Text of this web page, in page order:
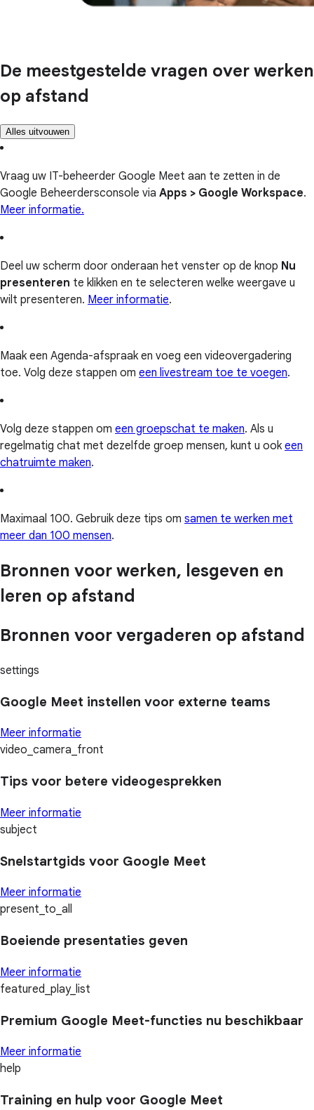
De meestgestelde vragen over werken
op afstand
Alles uitvouwen
Vraag uw IT-beheerder Google Meet aan te zetten in de
Google Beheerdersconsole via Apps > Google Workspace.
Meer informatie.
Deel uw scherm door onderaan het venster op de knop Nu
presenteren te klikken en te selecteren welke weergave u
wilt presenteren. Meer informatie.
Maak een Agenda-afspraak en voeg een videovergadering
toe. Volg deze stappen om een livestream toe te voegen.
Volg deze stappen om een groepschat te maken. Als u
regelmatig chat met dezelfde groep mensen, kunt u ook een
chatruimte maken.
Maximaal 100. Gebruik deze tips om samen te werken met
meer dan 100 mensen.
Bronnen voor werken, lesgeven en
leren op afstand
Bronnen voor vergaderen op afstand
settings
Google Meet instellen voor externe teams
Meer informatie
video_camera_front
Tips voor betere videogesprekken
Meer informatie
subject
Snelstartgids voor Google Meet
Meer informatie
present_to_all
Boeiende presentaties geven
Meer informatie
featured_play_list
Premium Google Meet-functies nu beschikbaar
Meer informatie
help
Training en hulp voor Google Meet